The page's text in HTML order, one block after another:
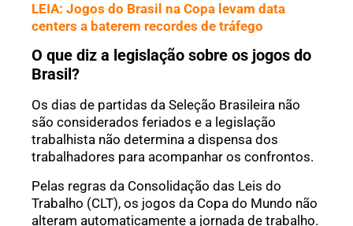
LEIA: Jogos do Brasil na Copa levam data
centers a baterem recordes de tráfego
O que diz a legislação sobre os jogos do
Brasil?
Os dias de partidas da Seleção Brasileira não
são considerados feriados e a legislação
trabalhista não determina a dispensa dos
trabalhadores para acompanhar os confrontos.
Pelas regras da Consolidação das Leis do
Trabalho (CLT), os jogos da Copa do Mundo não
alteram automaticamente a jornada de trabalho.